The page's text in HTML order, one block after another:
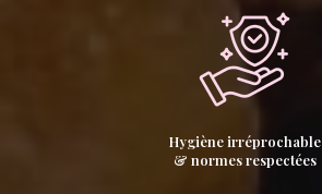
Hygiène irréprochable
& normes respectées